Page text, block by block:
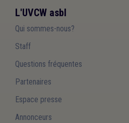
L'UVCW asbl
Qui sommes-nous?
Staff
Questions fréquentes
Partenaires
Espace presse
Annonceurs